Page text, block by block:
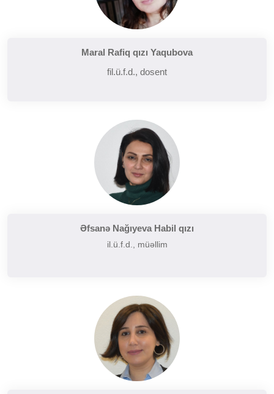
Maral Rafiq qızı Yaqubova
fil.ü.f.d., dosent
Əfsanə Nağıyeva Habil qızı
il.ü.f.d., müəllim